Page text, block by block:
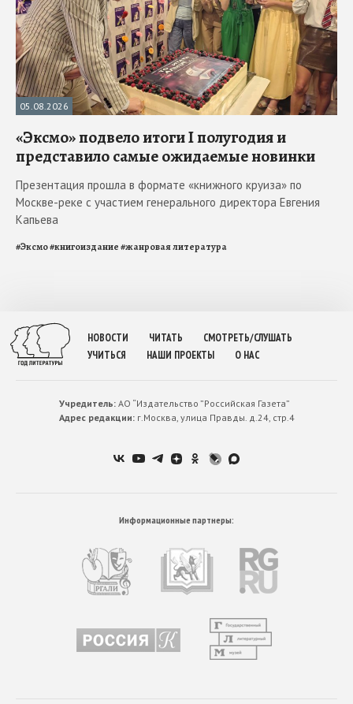
05.08.2026
«Эксмо» подвело итоги I полугодия и
представило самые ожидаемые новинки
Презентация прошла в формате «книжного круиза» по
Москве-реке с участием генерального директора Евгения
Капьева
#Эксмо#книгоиздание#жанровая литература
НОВОСТИ ЧИТАТЬ
СМОТРЕТЬ/СЛУШАТЬ
УЧИТЬСЯ
НАШИ ПРОЕКТЫ О НАС
Учредитель:АО “Издательство ”Российская Газета”
Адрес редакции:г.Москва, улица Правды. д.24, стр.4
Информационные партнеры: